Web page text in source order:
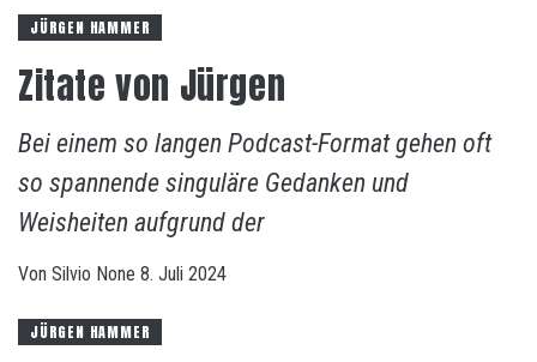
JÜRGEN HAMMER
Zitate von Jürgen
Bei einem so langen Podcast-Format gehen oft
so spannende singuläre Gedanken und
Weisheiten aufgrund der
Von Silvio None 8. Juli 2024
JÜRGEN HAMMER